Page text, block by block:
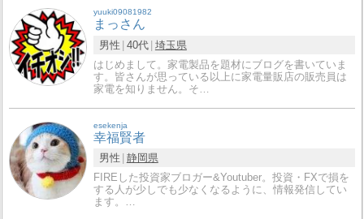
yuuki09081982
まっさん
男性 40代 埼玉県
はじめまして。家電製品を題材にブログを書いていま
す。皆さんが思っている以上に家電量販店の販売員は
家電を知りません。そ…
esekenja
幸福賢者
男性 静岡県
FIREした投資家ブロガー&Youtuber。投資・FXで損を
する人が少しでも少なくなるように、情報発信してい
ます。…